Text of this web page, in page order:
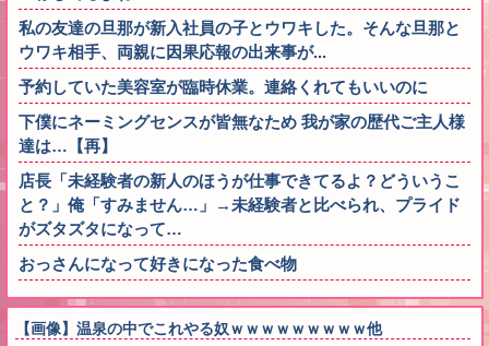
私の友達の旦那が新入社員の子とウワキした。そんな旦那と
ウワキ相手、両親に因果応報の出来事が...
予約していた美容室が臨時休業。連絡くれてもいいのに
下僕にネーミングセンスが皆無なため 我が家の歴代ご主人様
達は…【再】
店長「未経験者の新人のほうが仕事できてるよ？どういうこ
と？」俺「すみません…」→未経験者と比べられ、プライド
がズタズタになって…
おっさんになって好きになった食べ物
【画像】温泉の中でこれやる奴ｗｗｗｗｗｗｗｗｗ他